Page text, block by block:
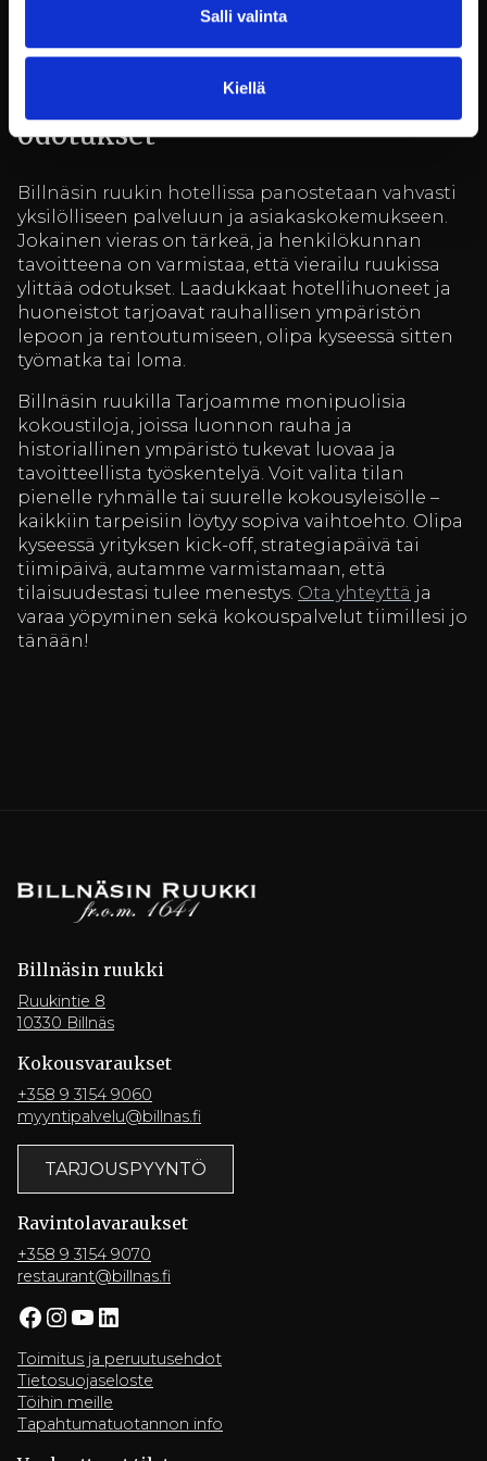
Salli valinta
Kiellä
inspiroivan ympäristön niin työpäiville kuin
Kokouspäivä, joka ylittää
odotukset
Billnäsin ruukin hotellissa panostetaan vahvasti
yksilölliseen palveluun ja asiakaskokemukseen.
Jokainen vieras on tärkeä, ja henkilökunnan
tavoitteena on varmistaa, että vierailu ruukissa
ylittää odotukset. Laadukkaat hotellihuoneet ja
huoneistot tarjoavat rauhallisen ympäristön
lepoon ja rentoutumiseen, olipa kyseessä sitten
työmatka tai loma.
Billnäsin ruukilla Tarjoamme monipuolisia
kokoustiloja, joissa luonnon rauha ja
historiallinen ympäristö tukevat luovaa ja
tavoitteellista työskentelyä. Voit valita tilan
pienelle ryhmälle tai suurelle kokousyleisölle –
kaikkiin tarpeisiin löytyy sopiva vaihtoehto. Olipa
kyseessä yrityksen kick-off, strategiapäivä tai
tiimipäivä, autamme varmistamaan, että
tilaisuudestasi tulee menestys. Ota yhteyttä ja
varaa yöpyminen sekä kokouspalvelut tiimillesi jo
tänään!
Billnäsin ruukki
Ruukintie 8
10330 Billnäs
Kokousvaraukset
+358 9 3154 9060
myyntipalvelu@billnas.fi
TARJOUSPYYNTÖ
Ravintola­varaukset
+358 9 3154 9070
restaurant@billnas.fi
Facebook InstagramYouTube LinkedIn
Toimitus ja peruutusehdot
Tietosuojaseloste
Töihin meille
Tapahtumatuotannon info